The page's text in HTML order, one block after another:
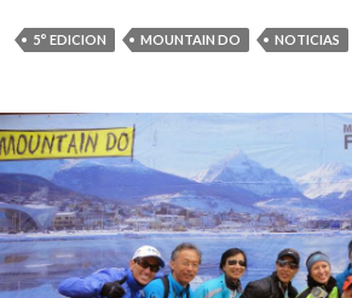
5° EDICION MOUNTAIN DO NOTICIAS